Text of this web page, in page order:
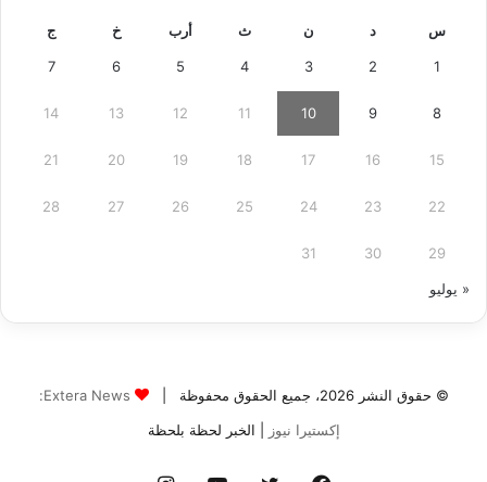
س د ن ث أرب خ ج
1
2
3
4
5
6
7
8
9
10
11
12
13
14
15
16
17
18
19
20
21
22
23
24
25
26
27
28
29
30
31
« يوليو
© حقوق النشر 2026، جميع الحقوق محفوظة |
Extera News:
إكستيرا نيوز
| الخبر لحظة بلحظة